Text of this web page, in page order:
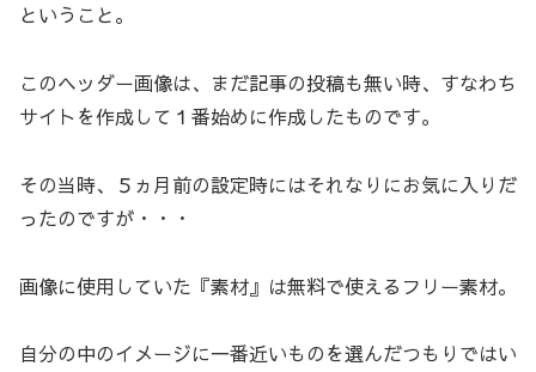
ということ。
このヘッダー画像は、まだ記事の投稿も無い時、すなわち
サイトを作成して１番始めに作成したものです。
その当時、５ヵ月前の設定時にはそれなりにお気に入りだ
ったのですが・・・
画像に使用していた『素材』は無料で使えるフリー素材。
自分の中のイメージに一番近いものを選んだつもりではい